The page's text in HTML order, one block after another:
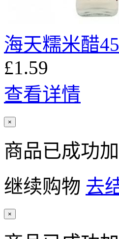
海天糯米醋
£1.59
查看详情
×
商品已成功
继续购物 去
×